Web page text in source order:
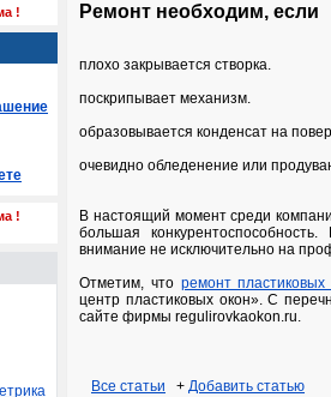
Ремонт необходим, если
плохо закрывается створка.
поскрипывает механизм.
образовывается конденсат на
очевидно обледенение или
В настоящий момент среди
большая
внимание не исключительно на
Отметим, что ремонт
центр пластиковых окон». С
сайте фирмы regulirovkaokon.ru.
Все статьи + Добавить статью
!
!